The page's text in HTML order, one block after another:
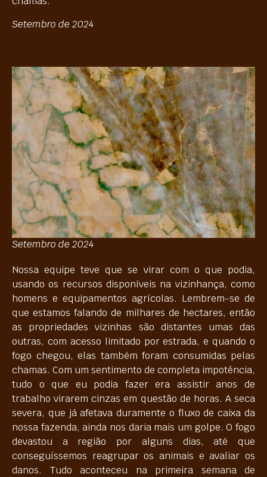
Setembro de 2024
Setembro de 2024
Nossa equipe teve que se virar com o que podia,
usando os recursos disponíveis na vizinhança, como
homens e equipamentos agrícolas. Lembrem-se de
que estamos falando de milhares de hectares, então
as propriedades vizinhas são distantes umas das
outras, com acesso limitado por estrada, e quando o
fogo chegou, elas também foram consumidas pelas
chamas. Com um sentimento de completa impotência,
tudo o que eu podia fazer era assistir anos de
trabalho virarem cinzas em questão de horas. A seca
severa, que já afetava duramente o fluxo de caixa da
nossa fazenda, ainda nos daria mais um golpe. O fogo
devastou a região por alguns dias, até que
conseguíssemos reagrupar os animais e avaliar os
danos. Tudo aconteceu na primeira semana de